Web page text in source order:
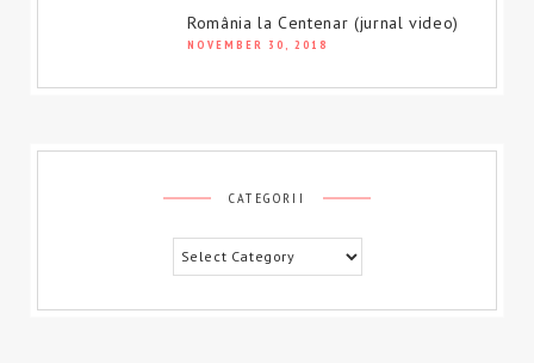
România la Centenar (jurnal video)
NOVEMBER 30, 2018
CATEGORII
Categorii